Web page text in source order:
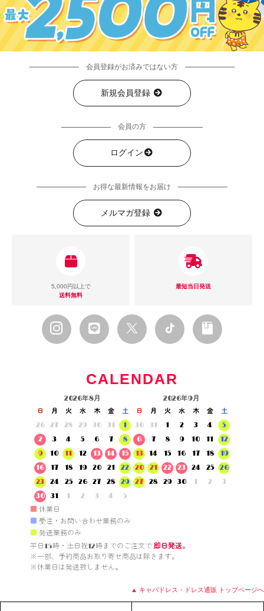
会員登録がお済みではない方
新規会員登録
会員の方
ログイン
お得な最新情報をお届け
メルマガ登録
5,000円以上で
送料無料
最短当日発送
CALENDAR
2026年8月
日 月 火 水 木 金
土
26
27 28 29 30 31
1
2
3 4 5 6 7
8
9
10 11 12 13 14
15
16
17 18 19 20 21
22
23
24 25 26 27 28
29
30
31 1 2 3 4 5
2026年9月
日 月 火 水 木 金
土
30
31 1 2 3 4
5
6
7 8 9 10 11
12
13
14 15 16 17 18
19
20
21 22 23 24 25
26
27
28 29 30 1 2 3
■ 休業日
■ 受注・お問い合わせ業務のみ
■ 発送業務のみ
平日15時・土日祝12時までのご注文で 即日発送。
※一部、予約商品お取り寄せ商品は除きます。
※休業日は発送致しません。
▲ キャバドレス・ドレス通販 トップページへ